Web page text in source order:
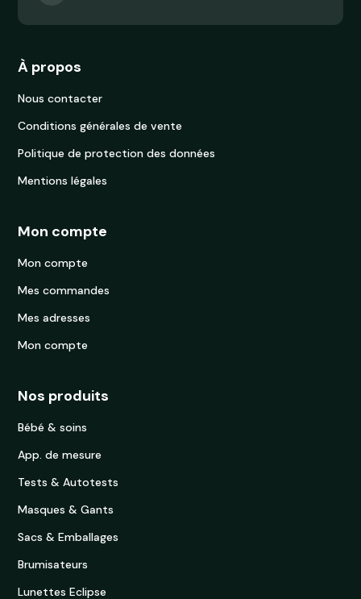
À propos
Nous contacter
Conditions générales de vente
Politique de protection des données
Mentions légales
Mon compte
Mon compte
Mes commandes
Mes adresses
Mon compte
Nos produits
Bébé & soins
App. de mesure
Tests & Autotests
Masques & Gants
Sacs & Emballages
Brumisateurs
Lunettes Eclipse